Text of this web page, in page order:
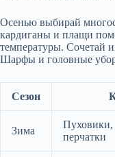
Осенью выбирай
кардиганы и плащи
температуры. Сочетай
Шарфы и головные
Сезон
Зима
перчатки